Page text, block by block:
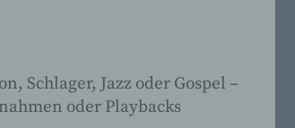
Schlager, Jazz oder Gospel –
oder Playbacks